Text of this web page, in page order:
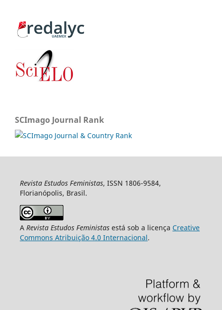
SCImago Journal Rank
Revista Estudos Feministas, ISSN 1806-9584,
Florianópolis, Brasil.
A Revista Estudos Feministasestá sob a licença Creative
Commons Atribuição 4.0 Internacional.